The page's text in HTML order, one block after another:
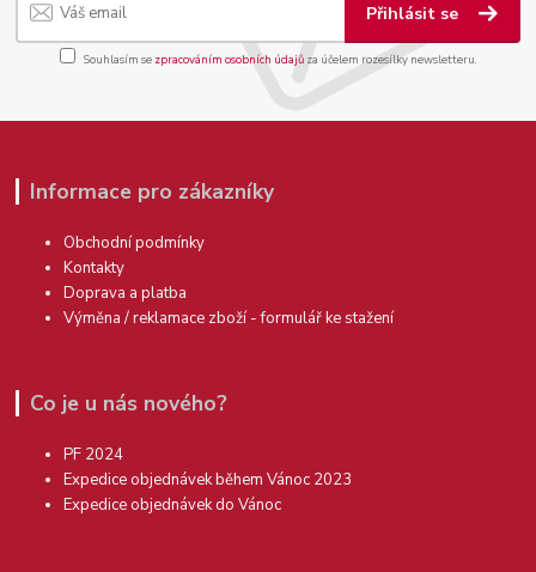
Přihlásit se
Souhlasím se zpracováním osobních údajůza účelem rozesílky newsletteru.
Informace pro zákazníky
Obchodní podmínky
Kontakty
Doprava a platba
Výměna / reklamace zboží - formulář ke stažení
Co je u nás nového?
PF 2024
Expedice objednávek během Vánoc 2023
Expedice objednávek do Vánoc